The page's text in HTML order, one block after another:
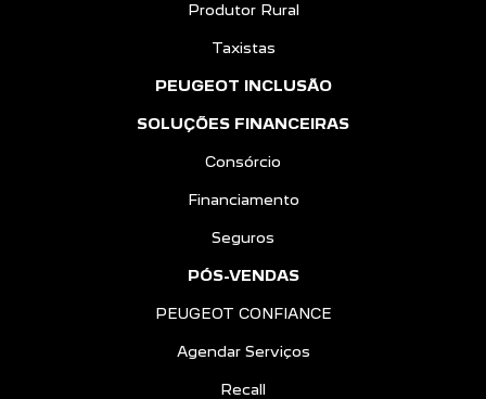
Produtor Rural
Taxistas
PEUGEOT INCLUSÃO
SOLUÇÕES FINANCEIRAS
Consórcio
Financiamento
Seguros
PÓS-VENDAS
PEUGEOT CONFIANCE
Agendar Serviços
Recall